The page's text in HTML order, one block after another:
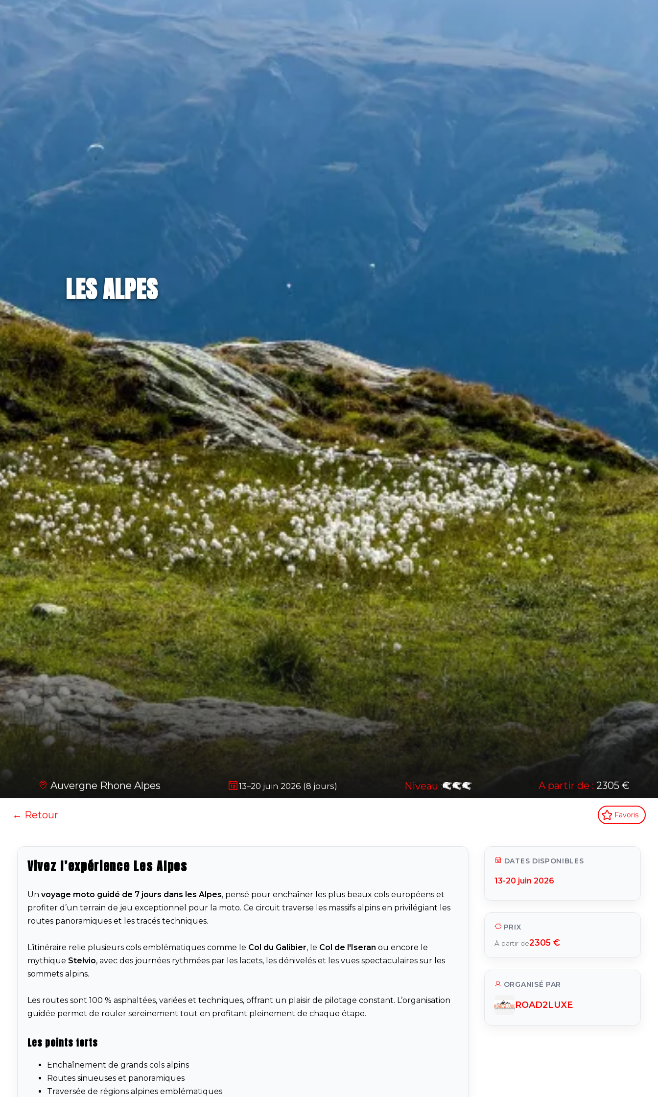
LES ALPES
Auvergne Rhone Alpes 13–20 juin 2026 (8 jours) Niveau : A partir de : 2305 €
← Retour Favoris
Vivez l’expérience Les Alpes
Un voyage moto guidé de 7 jours dans les Alpes, pensé pour enchaîner les plus beaux cols européens et
profiter d’un terrain de jeu exceptionnel pour la moto. Ce circuit traverse les massifs alpins en privilégiant les
routes panoramiques et les tracés techniques.
L’itinéraire relie plusieurs cols emblématiques comme le Col du Galibier, le Col de l'Iseran ou encore le
mythique Stelvio, avec des journées rythmées par les lacets, les dénivelés et les vues spectaculaires sur les
sommets alpins.
Les routes sont 100 % asphaltées, variées et techniques, offrant un plaisir de pilotage constant. L’organisation
guidée permet de rouler sereinement tout en profitant pleinement de chaque étape.
Les points forts
Enchaînement de grands cols alpins
Routes sinueuses et panoramiques
Traversée de régions alpines emblématiques
DATES DISPONIBLES
13-20 juin 2026
PRIX
À partir de2305 €
ORGANISÉ PAR
ROAD2LUXE